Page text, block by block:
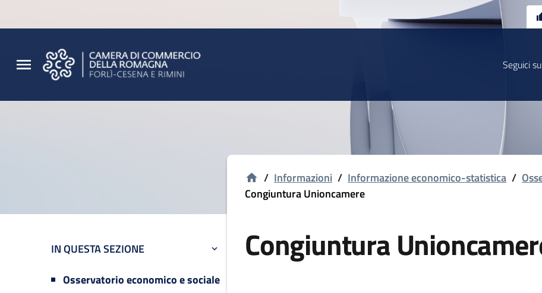
Seguici su
IN QUESTA SEZIONE
Osservatorio economico e sociale
/ Informazioni / Informazione economico-statistica /
Congiuntura Unioncamere
Congiuntura